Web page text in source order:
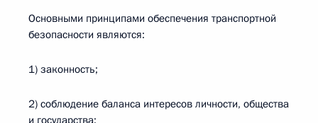
Основными принципами обеспечения транспортной
безопасности являются:
1) законность;
2) соблюдение баланса интересов личности, общества
и государства;